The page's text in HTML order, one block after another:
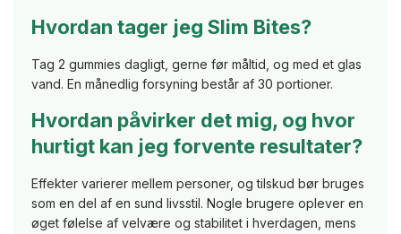
Hvordan tager jeg Slim Bites?
Tag 2 gummies dagligt, gerne før måltid, og med et glas
vand. En månedlig forsyning består af 30 portioner.
Hvordan påvirker det mig, og hvor
hurtigt kan jeg forvente resultater?
Effekter varierer mellem personer, og tilskud bør bruges
som en del af en sund livsstil. Nogle brugere oplever en
øget følelse af velvære og stabilitet i hverdagen, mens